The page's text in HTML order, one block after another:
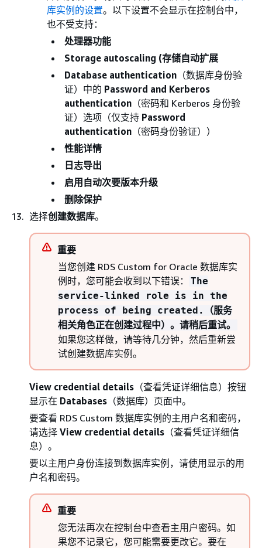
库实例的设置。以下设置不会显示在控制台中，
也不受支持：
处理器功能
Storage autoscaling (存储自动扩展
Database authentication （数据库身份验
证）中的 Password and Kerberos
authentication （密码和 Kerberos 身份验
证）选项（仅支持 Password
authentication （密码身份验证））
性能详情
日志导出
启用自动次要版本升级
删除保护
选择创建数据库。
重要
当您创建 RDS Custom for Oracle 数据库实
例时，您可能会收到以下错误：
The
service-linked role is in the
process of being created.（服务
相关角色正在创建过程中）。请稍后重试。
如果您这样做，请等待几分钟，然后重新尝
试创建数据库实例。
View credential details （查看凭证详细信息）按钮
显示在 Databases （数据库）页面中。
要查看 RDS Custom 数据库实例的主用户名和密码，
请选择 View credential details （查看凭证详细信
息）。
要以主用户身份连接到数据库实例，请使用显示的用
户名和密码。
重要
您无法再次在控制台中查看主用户密码。如
果您不记录它，您可能需要更改它。要在